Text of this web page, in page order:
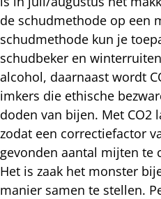
de schudmethode op een
schudmethode kun je
schudbeker en
alcohol, daarnaast wordt
imkers die ethische
doden van bijen. Met CO2
zodat een correctiefactor
gevonden aantal mijten te
Het is zaak het monster
manier samen te stellen.